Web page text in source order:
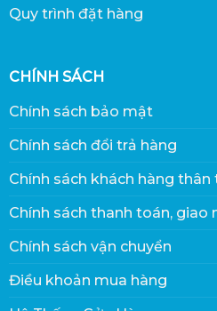
Quy trình đặt hàng
CHÍNH SÁCH
Chính sách bảo mật
Chính sách đổi trả hàng
Chính sách khách hàng thân
Chính sách thanh toán, giao
Chính sách vận chuyển
Điều khoản mua hàng